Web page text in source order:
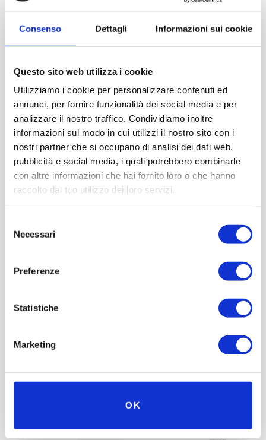
Consenso Dettagli Informazioni sui cookie
Questo sito web utilizza i cookie
Utilizziamo i cookie per personalizzare contenuti ed
annunci, per fornire funzionalità dei social media e per
analizzare il nostro traffico. Condividiamo inoltre
informazioni sul modo in cui utilizzi il nostro sito con i
nostri partner che si occupano di analisi dei dati web,
pubblicità e social media, i quali potrebbero combinarle
con altre informazioni che hai fornito loro o che hanno
raccolto dal tuo utilizzo dei loro servizi.
delNecessari
Preferenze
Statistiche
Marketing
OK